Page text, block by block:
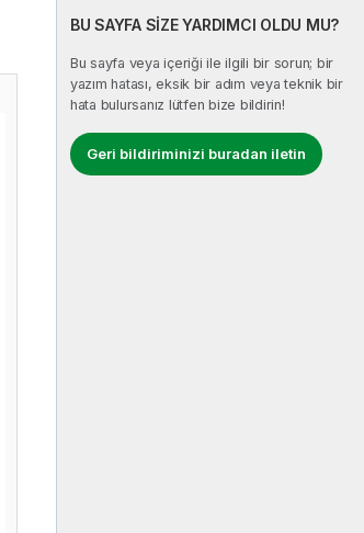
BU SAYFA SİZE YARDIMCI OLDU MU?
Bu sayfa veya içeriği ile ilgili bir sorun; bir
yazım hatası, eksik bir adım veya teknik bir
hata bulursanız lütfen bize bildirin!
Geri bildiriminizi buradan iletin